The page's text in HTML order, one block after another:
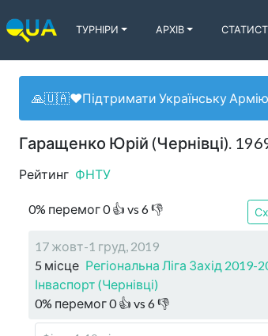
ТУРНІРИ АРХІВ
🙏🇺🇦❤️Підтримати Українську Армію
Гаращенко Юрій (Чернівці).
Рейтинг ФНТУ
0% перемог0👍 vs 6👎
17 жовт-1 груд, 2019
5 місце Регіональна Ліга Захід 2019-
Інваспорт (Чернівці)
0% перемог0👍 vs 6👎